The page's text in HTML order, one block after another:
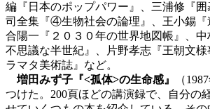
編『日本のポップパワー』、三浦修『
司全集『④生物社会の論理』、王小錫『
合陽一『２０３０年の世界地図帳』、
不思議な半世紀』、片野孝志『王朝文
ラマタ美術誌』など。
増田みず子『<孤体>の生命感』
（
つけた。200頁ほどの講演録で、自分の